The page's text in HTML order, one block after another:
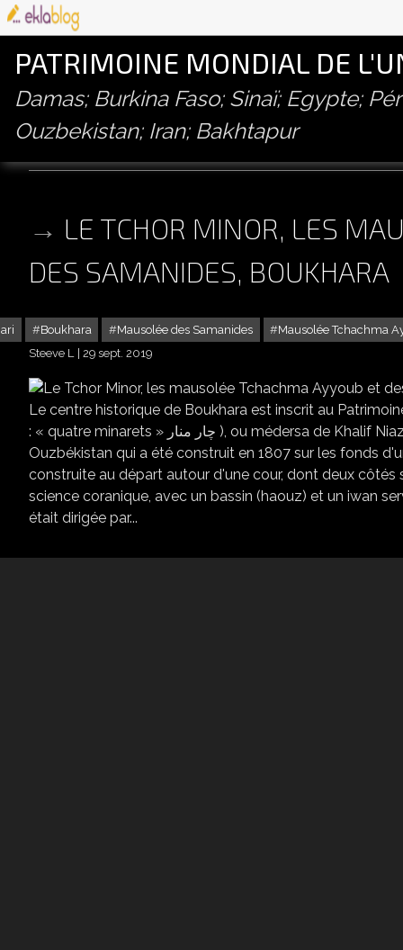
PATRIMOINE MONDIAL DE
Damas; Burkina Faso; Sinaï; Egypte;
Ouzbekistan; Iran; Bakhtapur
mausolee des samanides
LE TCHOR MINOR, LES
DES SAMANIDES, BOUKHARA
Boukhara Mausolée des Samanides
Mausolée Tchachma
Steeve L
29 sept. 2019
Le centre historique de Boukhara est inscrit au
: « quatre minarets » چار منار ), ou médersa de Khalif Niazkhoul, est un édifice du centre historique de Boukhara en
Ouzbékistan qui a été construit en 1807 sur les fonds
construite au départ autour d'une cour, dont deux
science coranique, avec un bassin (haouz) et un iwan
était dirigée par...